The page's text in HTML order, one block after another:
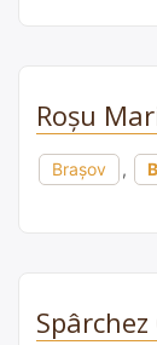
Roșu
Brașov ,